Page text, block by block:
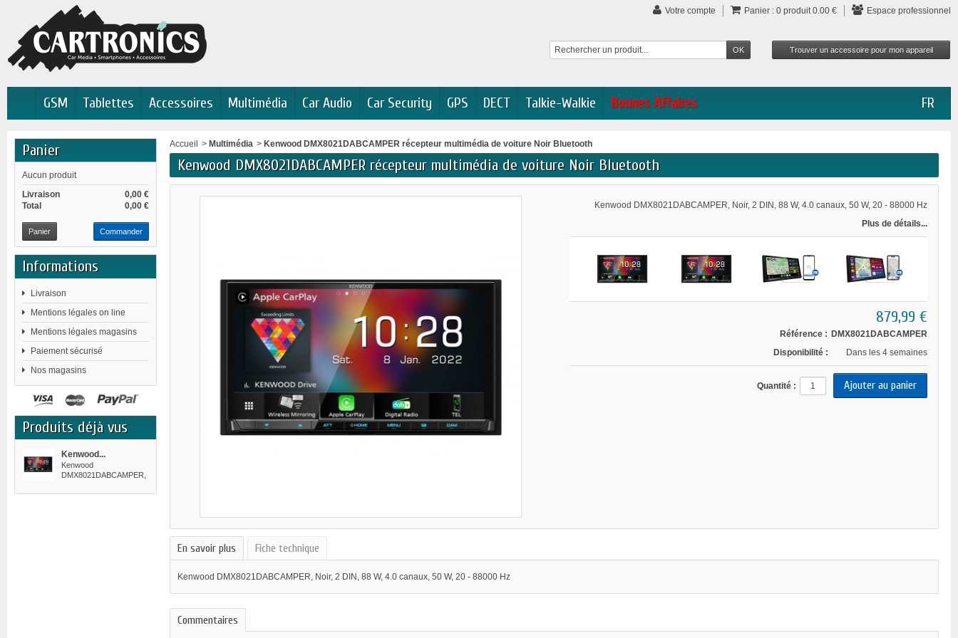
Votre compte Panier : 0 produit0.00 € Espace professionnel
FR
GSM Tablettes Accessoires Multimédia Car Audio Car Security GPS DECT Talkie-Walkie Bonnes Affaires
Panier
Aucun produit
0,00 €
Livraison
0,00 €
Total
Panier Commander
Informations
Livraison
Mentions légales on line
Mentions légales magasins
Paiement sécurisé
Nos magasins
Produits déjà vus
Kenwood...
Kenwood
DMX8021DABCAMPER,
Accueil > Multimédia > Kenwood DMX8021DABCAMPER récepteur multimédia de voiture Noir Bluetooth
Kenwood DMX8021DABCAMPER récepteur multimédia de voiture Noir Bluetooth
Kenwood DMX8021DABCAMPER, Noir, 2 DIN, 88 W, 4.0 canaux, 50 W, 20 - 88000 Hz
Plus de détails...
879,99 €
Référence : DMX8021DABCAMPER
Disponibilité :
Dans les 4 semaines
Quantité :
En savoir plus Fiche technique
Kenwood DMX8021DABCAMPER, Noir, 2 DIN, 88 W, 4.0 canaux, 50 W, 20 - 88000 Hz
Commentaires